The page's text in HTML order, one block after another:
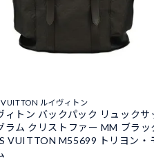
ルイヴィトン
ィトン バックパック リュックサ
ラム クリストファー MM ブラッ
VUITTON M55699 トリヨン・